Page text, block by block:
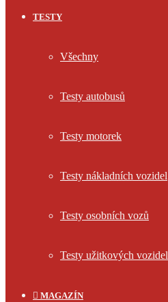
TESTY
Všechny
Testy autobusů
Testy motorek
Testy nákladních vozidel
Testy osobních vozů
Testy užitkových vozidel
MAGAZÍN